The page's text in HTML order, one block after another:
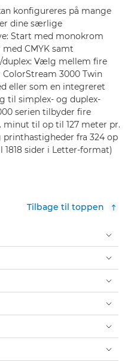
konfigureres på mange
dine særlige
Start med monokrom
CMYK samt
duplex: Vælg mellem fire
3000 Twin
eller som en integreret
til simplex- og duplex-
serien tilbyder fire
til op til 127 meter pr.
printhastigheder fra 324 op
1818 sider i Letter-format)
Tilbage til toppen